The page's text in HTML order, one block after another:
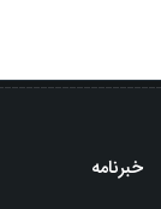
خبرنامه